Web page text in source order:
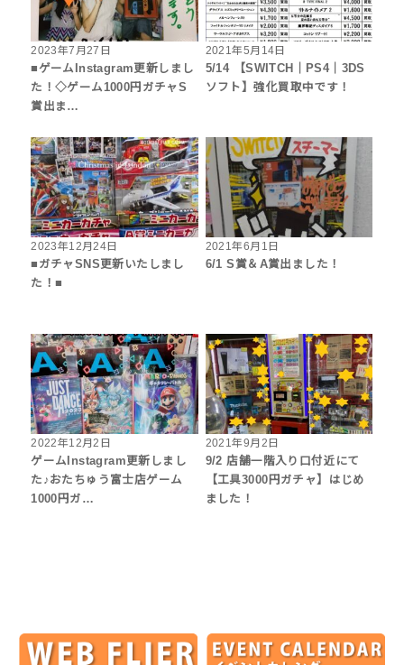
2023年7月27日
■ゲームInstagram更新しまし
た！◇ゲーム1000円ガチャS
賞出ま…
2021年5月14日
5/14 【SWITCH｜PS4｜3DS
ソフト】強化買取中です！
2023年12月24日
■ガチャSNS更新いたしまし
た！■
2021年6月1日
6/1 S賞＆A賞出ました！
2022年12月2日
ゲームInstagram更新しまし
た♪おたちゅう富士店ゲーム
1000円ガ…
2021年9月2日
9/2 店舗一階入り口付近にて
【工具3000円ガチャ】はじめ
ました！